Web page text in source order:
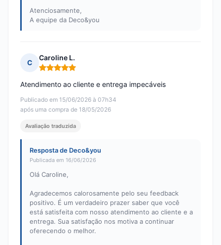
Atenciosamente,
A equipe da Deco&you
C
Caroline L.
Nota: 5 em 5
Publicado em 15/06/2026 à 07h34
após uma compra de 18/05/2026
Atendimento ao cliente e entrega impecáveis
Avaliação traduzida
Resposta de Deco&you
Publicada em 16/06/2026
Olá Caroline,
Agradecemos calorosamente pelo seu feedback
positivo. É um verdadeiro prazer saber que você
está satisfeita com nosso atendimento ao cliente e a
entrega. Sua satisfação nos motiva a continuar
oferecendo o melhor.